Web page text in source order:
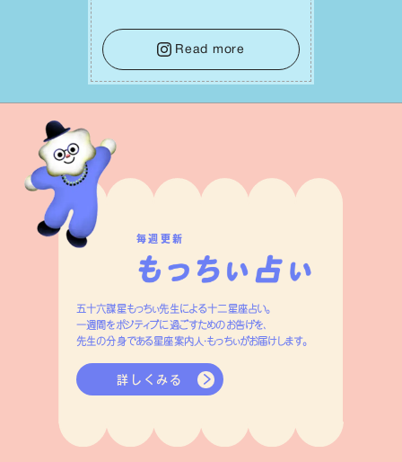
⾔葉に流されないよう、⼼にしっかりブ
レーキをかけること。この意識の切り替
えが、あなたに確かな安⼼感をもたらす
はずです。
Read more
毎週更新
五十六謀星もっちぃ先生による十二星座占い。
一週間をポジティブに過ごすためのお告げを、
先生の分身である星座案内人・もっちぃがお届けします。
詳しくみる